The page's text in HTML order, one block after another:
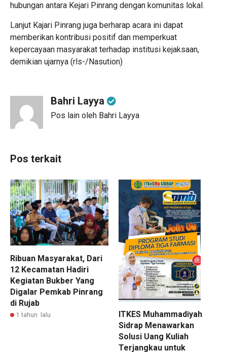
hubungan antara Kejari Pinrang dengan komunitas lokal.
Lanjut Kajari Pinrang juga berharap acara ini dapat
memberikan kontribusi positif dan memperkuat
kepercayaan masyarakat terhadap institusi kejaksaan,
demikian ujarnya (rls-/Nasution)
Bahri Layya
Pos lain oleh Bahri Layya
Pos terkait
Ribuan Masyarakat, Dari
12 Kecamatan Hadiri
Kegiatan Bukber Yang
Digalar Pemkab Pinrang
di Rujab
1 tahun lalu
ITKES Muhammadiyah
Sidrap Menawarkan
Solusi Uang Kuliah
Terjangkau untuk